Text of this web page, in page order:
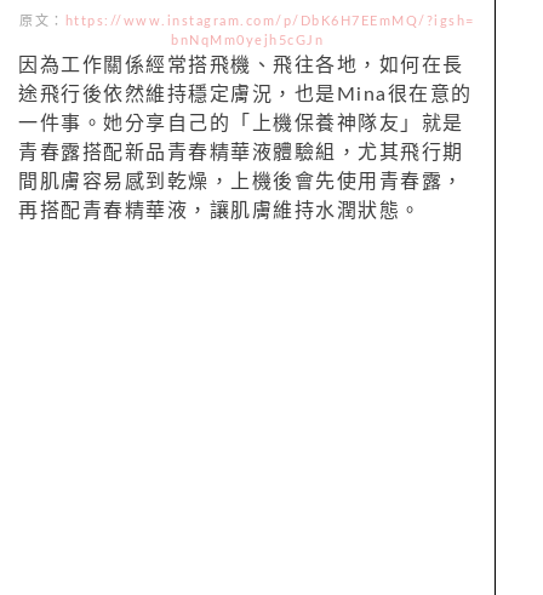
原文：
https://www.instagram.com/p/DbK6H7EEmMQ/?igsh=
bnNqMm0yejh5cGJn
因為工作關係經常搭飛機、飛往各地，如何在長
途飛行後依然維持穩定膚況，也是Mina很在意的
一件事。她分享自己的「上機保養神隊友」就是
青春露搭配新品青春精華液體驗組，尤其飛行期
間肌膚容易感到乾燥，上機後會先使用青春露，
再搭配青春精華液，讓肌膚維持水潤狀態。